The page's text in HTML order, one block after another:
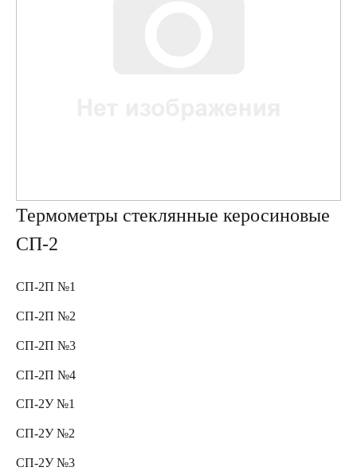
Термометры стеклянные керосиновые
СП-2
СП-2П №1
СП-2П №2
СП-2П №3
СП-2П №4
СП-2У №1
СП-2У №2
СП-2У №3